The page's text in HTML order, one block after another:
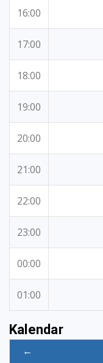
16:00
17:00
18:00
19:00
20:00
21:00
22:00
23:00
00:00
01:00
Kalendar
←